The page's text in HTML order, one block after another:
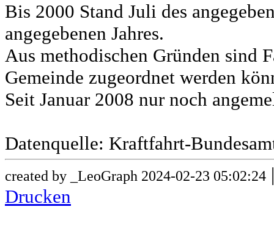
Bis 2000 Stand Juli des
angegebenen Jahres.
Aus methodischen Gründen sind
Gemeinde zugeordnet werden
Seit Januar 2008 nur noch
Datenquelle: Kraftfahrt-
created by _LeoGraph 2024-02-23 05:02:24
Drucken